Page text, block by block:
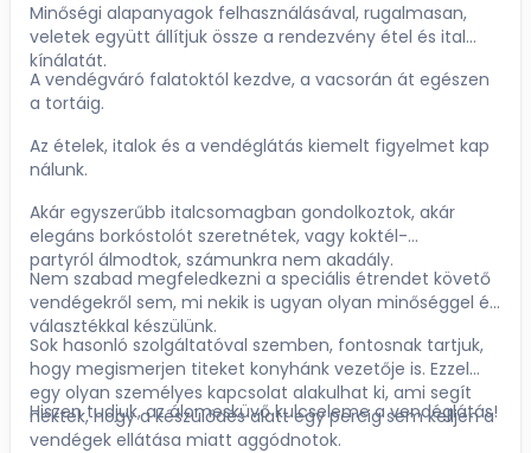
Minőségi alapanyagok felhasználásával, rugalmasan,
veletek együtt állítjuk össze a rendezvény étel és ital
kínálatát.
A vendégváró falatoktól kezdve, a vacsorán át egészen
a tortáig.
Az ételek, italok és a vendéglátás kiemelt figyelmet kap
nálunk.
Akár egyszerűbb italcsomagban gondolkoztok, akár
elegáns borkóstolót szeretnétek, vagy koktél-
partyról álmodtok, számunkra nem akadály.
Nem szabad megfeledkezni a speciális étrendet követő
vendégekről sem, mi nekik is ugyan olyan minőséggel és
választékkal készülünk.
Sok hasonló szolgáltatóval szemben, fontosnak tartjuk,
hogy megismerjen titeket konyhánk vezetője is. Ezzel
egy olyan személyes kapcsolat alakulhat ki, ami segít
nektek, hogy a készülődés alatt egy percig sem kelljen a
vendégek ellátása miatt aggódnotok.
Hiszen tudjuk, az álomesküvő kulcseleme a vendéglátás!